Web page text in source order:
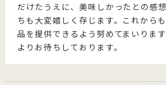
だけたうえに、美味しかったとの感
ちも大変嬉しく存じます。これから
品を提供できるよう努めてまいりま
よりお待ちしております。